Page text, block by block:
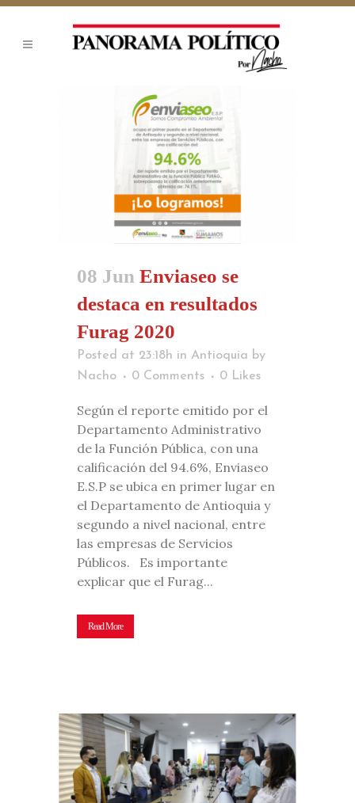
08 Jun Enviaseo se
destaca en resultados
Furag 2020
Posted at 23:18h in Antioquia by
Nacho
0 Comments 0 Likes
Según el reporte emitido por el
Departamento Administrativo
de la Función Pública, con una
calificación del 94.6%, Enviaseo
E.S.P se ubica en primer lugar en
el Departamento de Antioquia y
segundo a nivel nacional, entre
las empresas de Servicios
Públicos. Es importante
explicar que el Furag...
Read More